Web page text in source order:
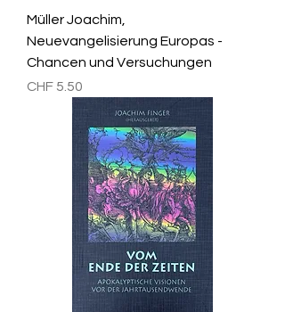
Müller Joachim,
Neuevangelisierung Europas -
Chancen und Versuchungen
Preis
CHF 5.50